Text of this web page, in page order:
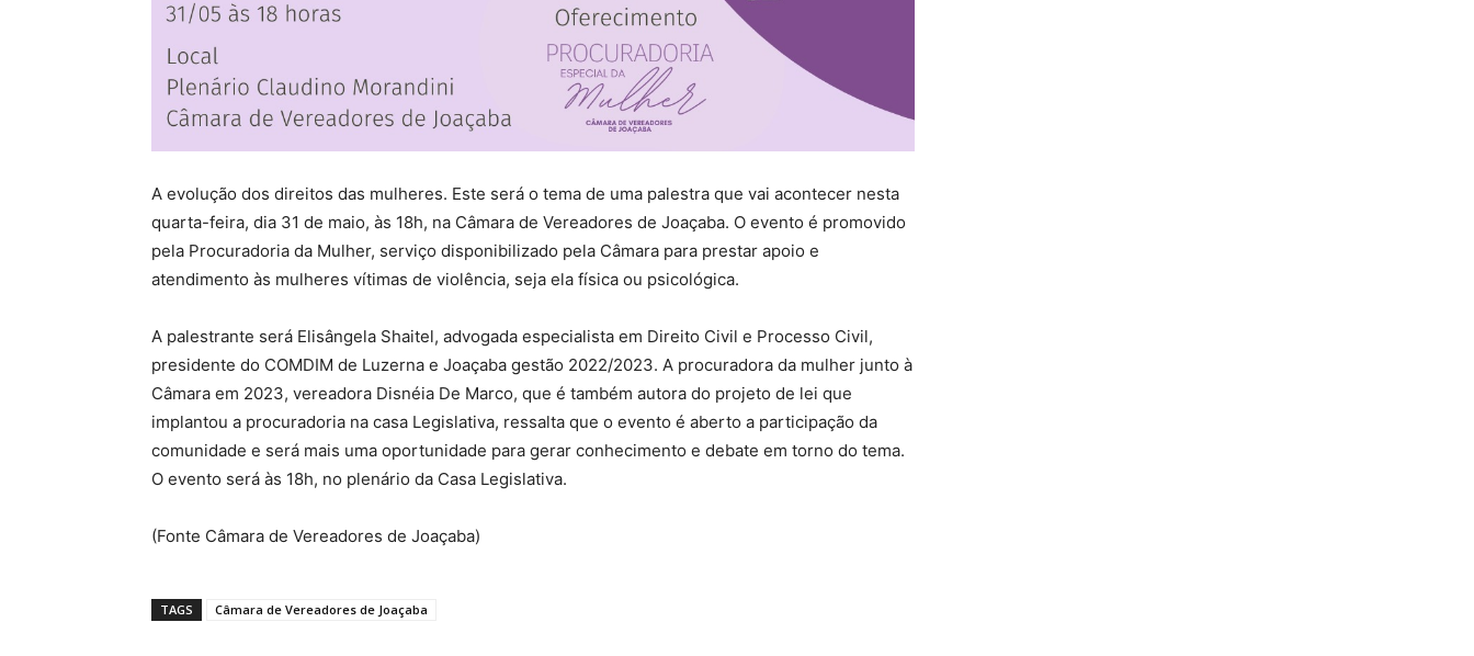
A evolução dos direitos das mulheres. Este será o tema de uma palestra que vai acontecer nesta
quarta-feira, dia 31 de maio, às 18h, na Câmara de Vereadores de Joaçaba. O evento é promovido
pela Procuradoria da Mulher, serviço disponibilizado pela Câmara para prestar apoio e
atendimento às mulheres vítimas de violência, seja ela física ou psicológica.
A palestrante será Elisângela Shaitel, advogada especialista em Direito Civil e Processo Civil,
presidente do COMDIM de Luzerna e Joaçaba gestão 2022/2023. A procuradora da mulher junto à
Câmara em 2023, vereadora Disnéia De Marco, que é também autora do projeto de lei que
implantou a procuradoria na casa Legislativa, ressalta que o evento é aberto a participação da
comunidade e será mais uma oportunidade para gerar conhecimento e debate em torno do tema.
O evento será às 18h, no plenário da Casa Legislativa.
(Fonte Câmara de Vereadores de Joaçaba)
TAGS Câmara de Vereadores de Joaçaba